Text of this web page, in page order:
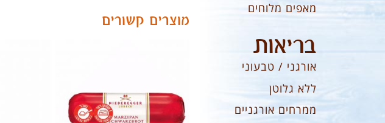
מוצרים קשורים
מאפים מלוחים
בריאות
אורגני / טבעוני
ללא גלוטן
ממרחים אורגניים